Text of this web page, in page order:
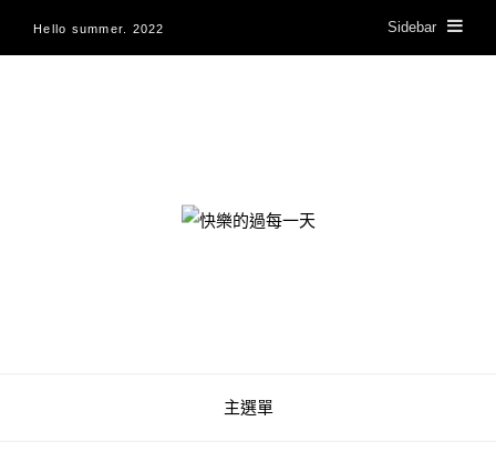
Hello summer. 2022 Sidebar
快樂的過每一天
主選單